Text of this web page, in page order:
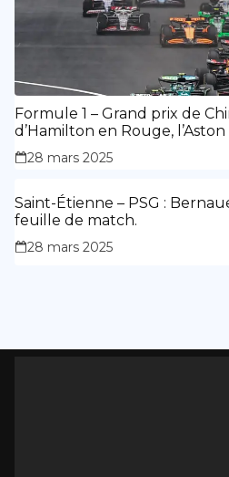
Formule 1 – Grand prix de
d’Hamilton en Rouge,
des siennes.
28 mars 2025
Saint-Étienne – PSG :
feuille de match.
28 mars 2025